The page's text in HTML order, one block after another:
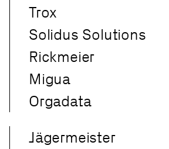
Trox
Solidus Solutions
Rickmeier
Migua
Orgadata
Jägermeister